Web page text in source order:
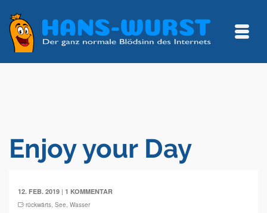
Enjoy your Day
12. FEB. 2019 | 1 KOMMENTAR
rückwärts, See, Wasser